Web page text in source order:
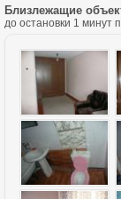
Близлежащие
до остановки 1 минут